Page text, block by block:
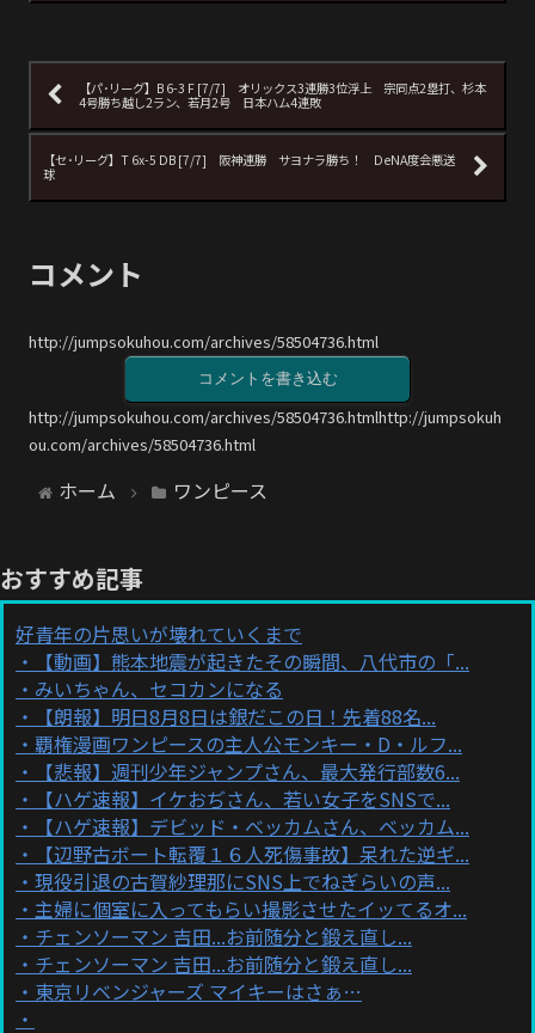
【パ･リーグ】B 6-3 F [7/7] オリックス3連勝3位浮上 宗同点2塁打、杉本
4号勝ち越し2ラン、若月2号 日本ハム4連敗
【セ･リーグ】T 6x-5 DB [7/7] 阪神連勝 サヨナラ勝ち！ DeNA度会悪送
球
コメント
http://jumpsokuhou.com/archives/58504736.html
コメントを書き込む
http://jumpsokuhou.com/archives/58504736.htmlhttp://jumpsokuh
ou.com/archives/58504736.html
ホーム ワンピース
おすすめ記事
好青年の片思いが壊れていくまで
【動画】熊本地震が起きたその瞬間、八代市の「...
みいちゃん、セコカンになる
【朗報】明日8月8日は銀だこの日！先着88名...
覇権漫画ワンピースの主人公モンキー・D・ルフ...
【悲報】週刊少年ジャンプさん、最大発行部数6...
【ハゲ速報】イケおぢさん、若い女子をSNSで...
【ハゲ速報】デビッド・ベッカムさん、ベッカム...
【辺野古ボート転覆１６人死傷事故】呆れた逆ギ...
現役引退の古賀紗理那にSNS上でねぎらいの声...
主婦に個室に入ってもらい撮影させたイッてるオ...
チェンソーマン 吉田...お前随分と鍛え直し...
チェンソーマン 吉田...お前随分と鍛え直し...
東京リベンジャーズ マイキーはさぁ…